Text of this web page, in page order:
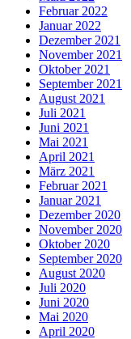
Februar 2022
Januar 2022
Dezember 2021
November 2021
Oktober 2021
September 2021
August 2021
Juli 2021
Juni 2021
Mai 2021
April 2021
März 2021
Februar 2021
Januar 2021
Dezember 2020
November 2020
Oktober 2020
September 2020
August 2020
Juli 2020
Juni 2020
Mai 2020
April 2020